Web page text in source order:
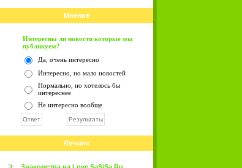
Мнение
Интересны ли новости которые мы
публикуем?
Да, очень интересно
Интересно, но мало новостей
Нормально, но хотелось бы
интереснее
Не интересно вообще
Лучшие